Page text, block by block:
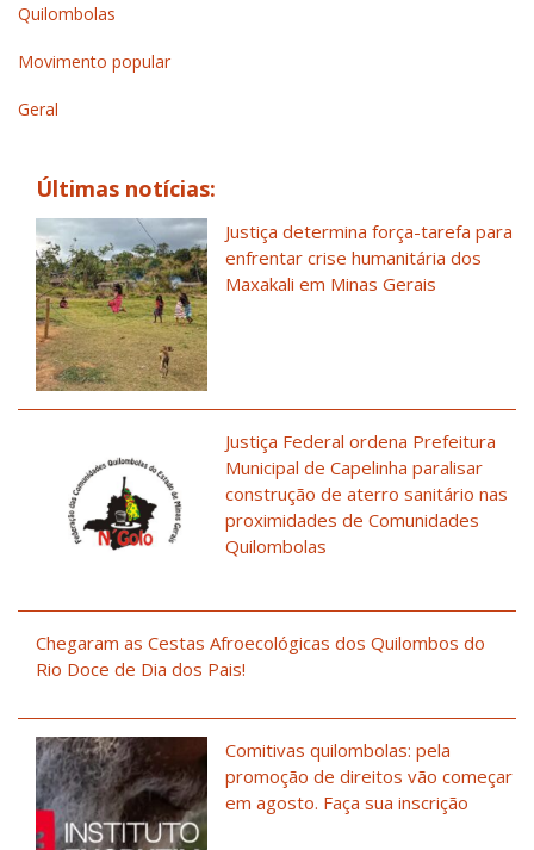
Quilombolas
Movimento popular
Geral
Últimas notícias:
Justiça determina força-tarefa para
enfrentar crise humanitária dos
Maxakali em Minas Gerais
Justiça Federal ordena Prefeitura
Municipal de Capelinha paralisar
construção de aterro sanitário nas
proximidades de Comunidades
Quilombolas
Chegaram as Cestas Afroecológicas dos Quilombos do
Rio Doce de Dia dos Pais!
Comitivas quilombolas: pela
promoção de direitos vão começar
em agosto. Faça sua inscrição